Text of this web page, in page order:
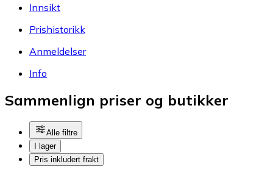
Innsikt
Prishistorikk
Anmeldelser
Info
Sammenlign priser og butikker
Alle filtre
I lager
Pris inkludert frakt